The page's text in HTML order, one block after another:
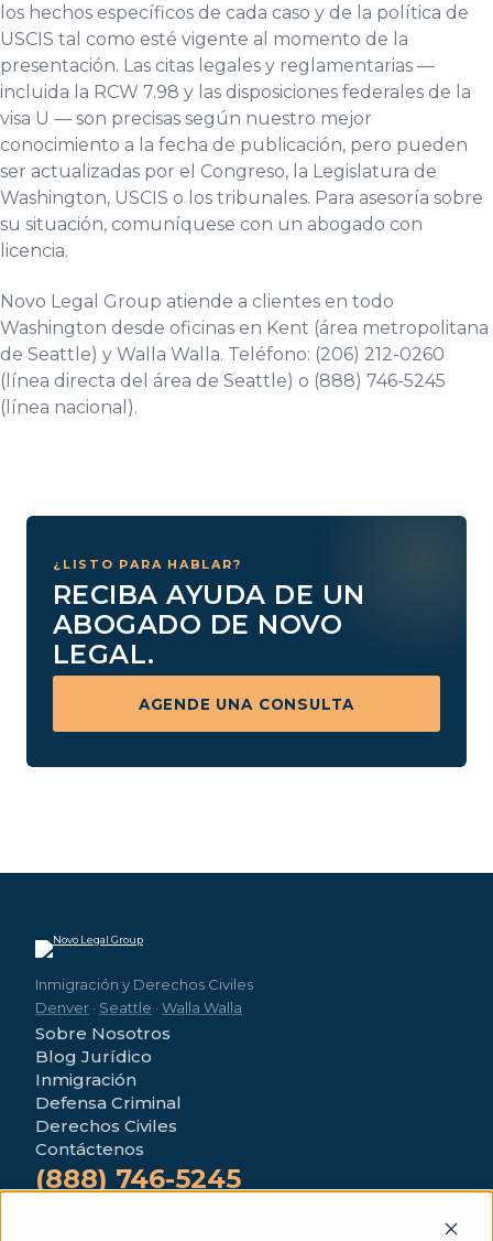
los hechos específicos de cada caso y de la política de
USCIS tal como esté vigente al momento de la
presentación. Las citas legales y reglamentarias —
incluida la RCW 7.98 y las disposiciones federales de la
visa U — son precisas según nuestro mejor
conocimiento a la fecha de publicación, pero pueden
ser actualizadas por el Congreso, la Legislatura de
Washington, USCIS o los tribunales. Para asesoría sobre
su situación, comuníquese con un abogado con
licencia.
Novo Legal Group atiende a clientes en todo
Washington desde oficinas en Kent (área metropolitana
de Seattle) y Walla Walla. Teléfono: (206) 212-0260
(línea directa del área de Seattle) o (888) 746-5245
(línea nacional).
¿LISTO PARA HABLAR?
RECIBA AYUDA DE UN
ABOGADO DE NOVO
LEGAL.
AGENDE UNA CONSULTA
Inmigración y Derechos Civiles
Denver · Seattle · Walla Walla
Sobre Nosotros
Blog Jurídico
Inmigración
Defensa Criminal
Derechos Civiles
Contáctenos
(888) 746-5245